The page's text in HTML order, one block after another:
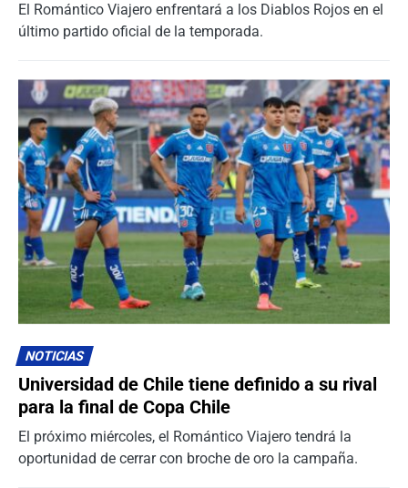
El Romántico Viajero enfrentará a los Diablos Rojos en el
último partido oficial de la temporada.
NOTICIAS
Universidad de Chile tiene definido a su rival
para la final de Copa Chile
El próximo miércoles, el Romántico Viajero tendrá la
oportunidad de cerrar con broche de oro la campaña.